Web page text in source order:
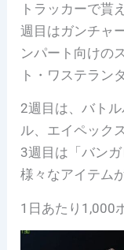
トラッカーで貰
週目はガンチャ
ンパート向けの
ト・ワステラン
2週目は、バト
ル、エイペック
3週目は「バン
様々なアイテム
1日あたり1,000